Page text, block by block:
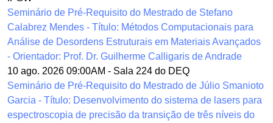
Seminário de Pré-Requisito do Mestrado de Stefano
Calabrez Mendes - Título: Métodos Computacionais para
Análise de Desordens Estruturais em Materiais Avançados
- Orientador: Prof. Dr. Guilherme Calligaris de Andrade
10 ago. 2026 09:00AM - Sala 224 do DEQ
Seminário de Pré-Requisito do Mestrado de Júlio Smanioto
Garcia - Título: Desenvolvimento do sistema de lasers para
espectroscopia de precisão da transição de três níveis do